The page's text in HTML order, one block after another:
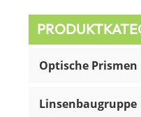
Optische Prismen
Linsenbaugruppe